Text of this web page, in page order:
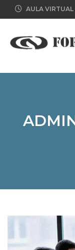
AULA VIRTUAL